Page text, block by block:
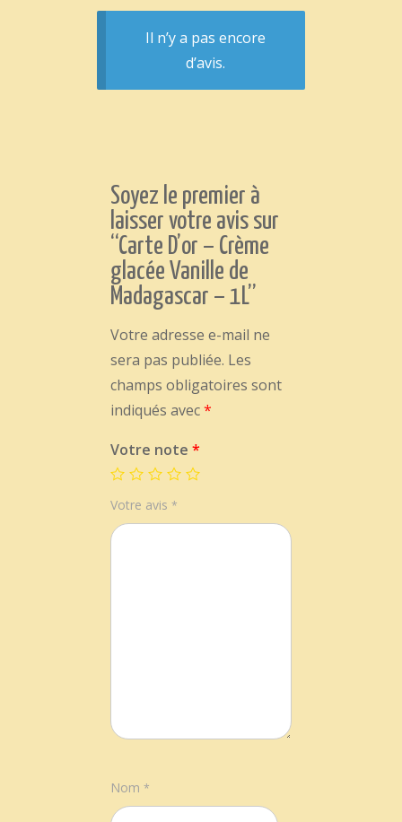
Il n’y a pas encore
d’avis.
Soyez le premier à
laisser votre avis sur
“Carte D’or – Crème
glacée Vanille de
Madagascar – 1L”
Votre adresse e-mail ne
sera pas publiée. Les
champs obligatoires sont
indiqués avec*
Votre note*
Votre avis*
Nom*